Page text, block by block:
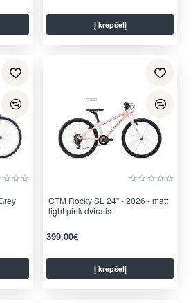
Į krepšelį
CTM Rocky SL 24" - 2026 - matt
light pink dviratis
399.00€
Į krepšelį